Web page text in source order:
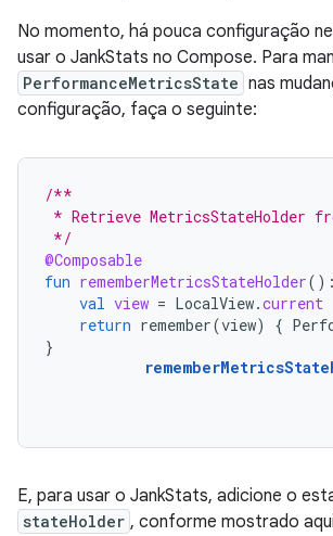
No momento, há pouca configuração
usar o JankStats no Compose. Para
PerformanceMetricsState nas
configuração, faça o seguinte:
/**
* Retrieve MetricsStateHolder
*/
@Composable
fun rememberMetricsStateHolder():
val view = LocalView.current
return remember(view) {
}
E, para usar o JankStats, adicione o
stateHolder , conforme mostrado